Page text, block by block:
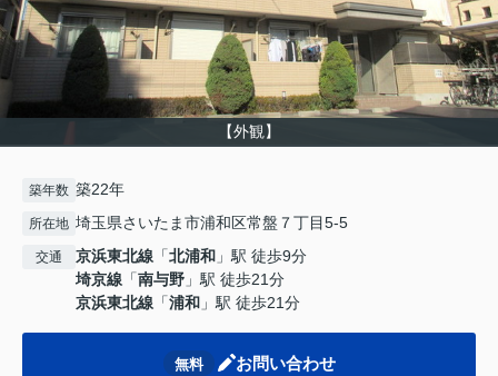
【外観】
築年数 築22年
所在地 埼玉県さいたま市浦和区常盤７丁目5-5
交通 京浜東北線 「北浦和 」駅 徒歩9分
埼京線 「南与野 」駅 徒歩21分
京浜東北線 「浦和 」駅 徒歩21分
無料 お問い合わせ